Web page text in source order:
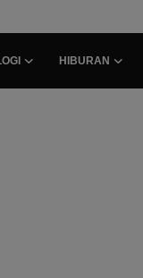
HIBURAN